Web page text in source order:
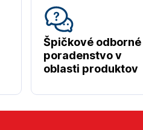
Špičkové odborné
poradenstvo v
oblasti produktov